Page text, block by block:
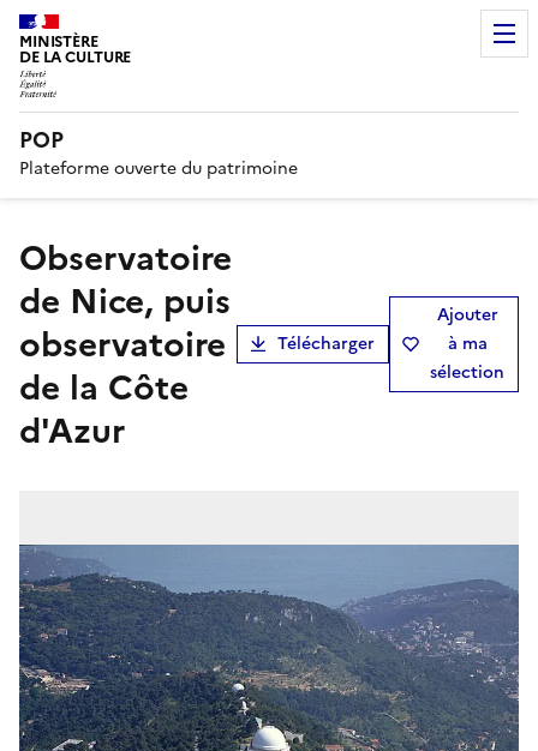
MINISTÈRE
DE LA CULTURE
POP
Plateforme ouverte du patrimoine
observatoire
de Nice, puis
observatoire
de la Côte
d'Azur
Télécharger
Ajouter
à ma
sélection